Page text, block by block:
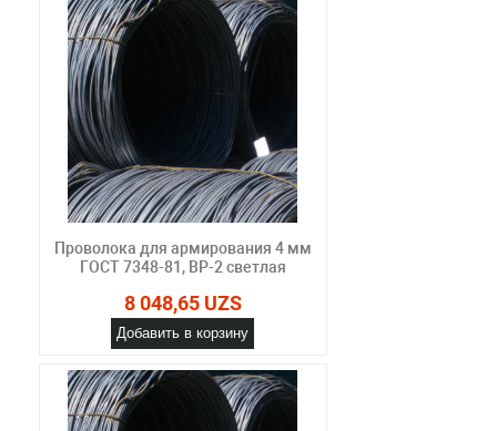
Проволока для армирования 4 мм
ГОСТ 7348-81, ВР-2 светлая
8 048,65 UZS
Добавить в корзину